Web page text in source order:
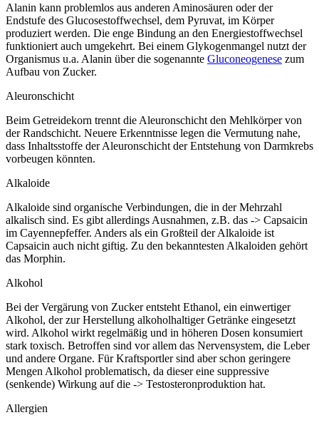
Alanin kann problemlos aus anderen Aminosäuren oder der
Endstufe des Glucosestoffwechsel, dem Pyruvat, im Körper
produziert werden. Die enge Bindung an den Energiestoffwechsel
funktioniert auch umgekehrt. Bei einem Glykogenmangel nutzt der
Organismus u.a. Alanin über die sogenannte Gluconeogenese zum
Aufbau von Zucker.
Aleuronschicht
Beim Getreidekorn trennt die Aleuronschicht den Mehlkörper von
der Randschicht. Neuere Erkenntnisse legen die Vermutung nahe,
dass Inhaltsstoffe der Aleuronschicht der Entstehung von Darmkrebs
vorbeugen könnten.
Alkaloide
Alkaloide sind organische Verbindungen, die in der Mehrzahl
alkalisch sind. Es gibt allerdings Ausnahmen, z.B. das -> Capsaicin
im Cayennepfeffer. Anders als ein Großteil der Alkaloide ist
Capsaicin auch nicht giftig. Zu den bekanntesten Alkaloiden gehört
das Morphin.
Alkohol
Bei der Vergärung von Zucker entsteht Ethanol, ein einwertiger
Alkohol, der zur Herstellung alkoholhaltiger Getränke eingesetzt
wird. Alkohol wirkt regelmäßig und in höheren Dosen konsumiert
stark toxisch. Betroffen sind vor allem das Nervensystem, die Leber
und andere Organe. Für Kraftsportler sind aber schon geringere
Mengen Alkohol problematisch, da dieser eine suppressive
(senkende) Wirkung auf die -> Testosteronproduktion hat.
Allergien